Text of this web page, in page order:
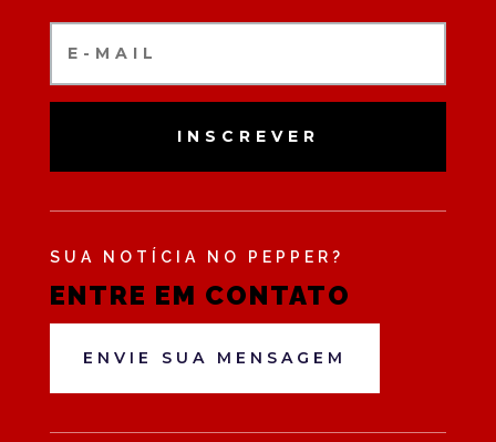
INSCREVER
SUA NOTÍCIA NO PEPPER?
ENTRE EM CONTATO
ENVIE SUA MENSAGEM